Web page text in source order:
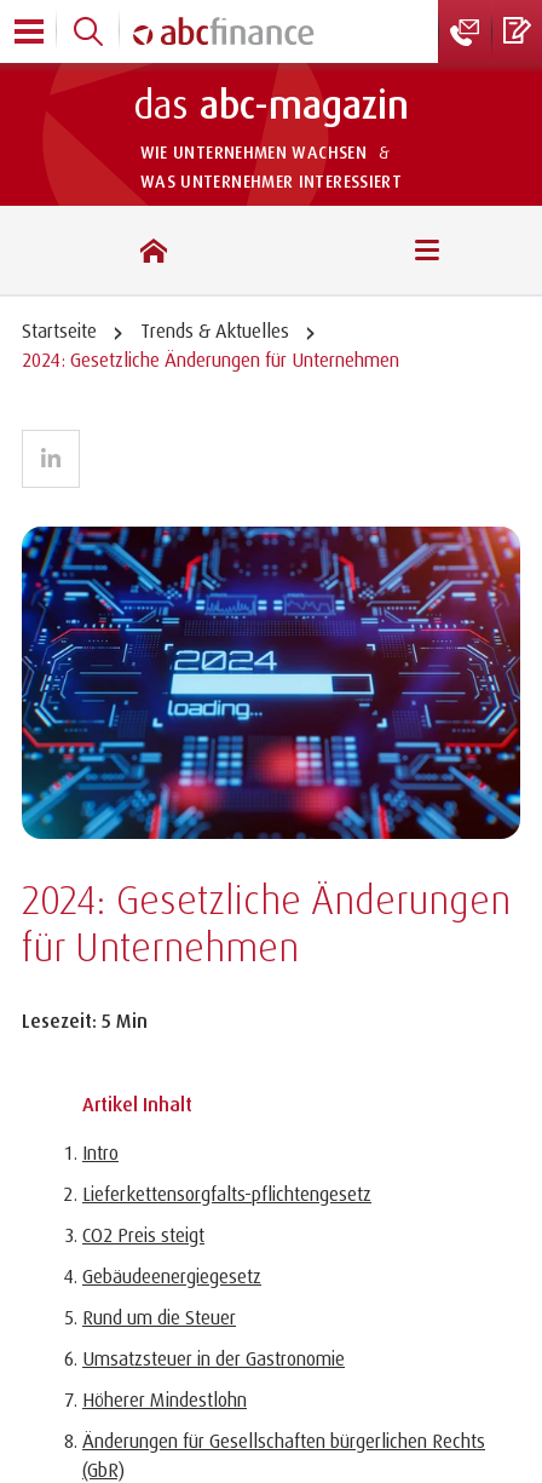
das abc-magazin
WIE UNTERNEHMEN WACHSEN
&
WAS UNTERNEHMER INTERESSIERT
das abc-magazin
Startseite
Trends & Aktuelles
2024: Gesetzliche Änderungen für Unternehmen
LinkedIn
2024: Gesetzliche Änderungen
für Unternehmen
Lesezeit: 5 Min
Artikel Inhalt
Intro
Lieferkettensorgfalts-pflichtengesetz
CO2 Preis steigt
Gebäudeenergiegesetz
Rund um die Steuer
Umsatzsteuer in der Gastronomie
Höherer Mindestlohn
Änderungen für Gesellschaften bürgerlichen Rechts
(GbR)